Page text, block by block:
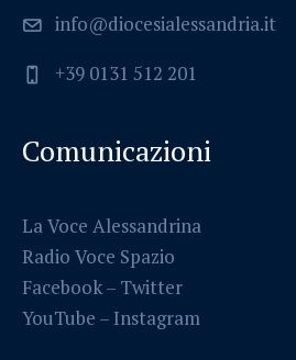
info@diocesialessandria.it
+39 0131 512 201
Comunicazioni
La Voce Alessandrina
Radio Voce Spazio
Facebook– Twitter
YouTube – Instagram